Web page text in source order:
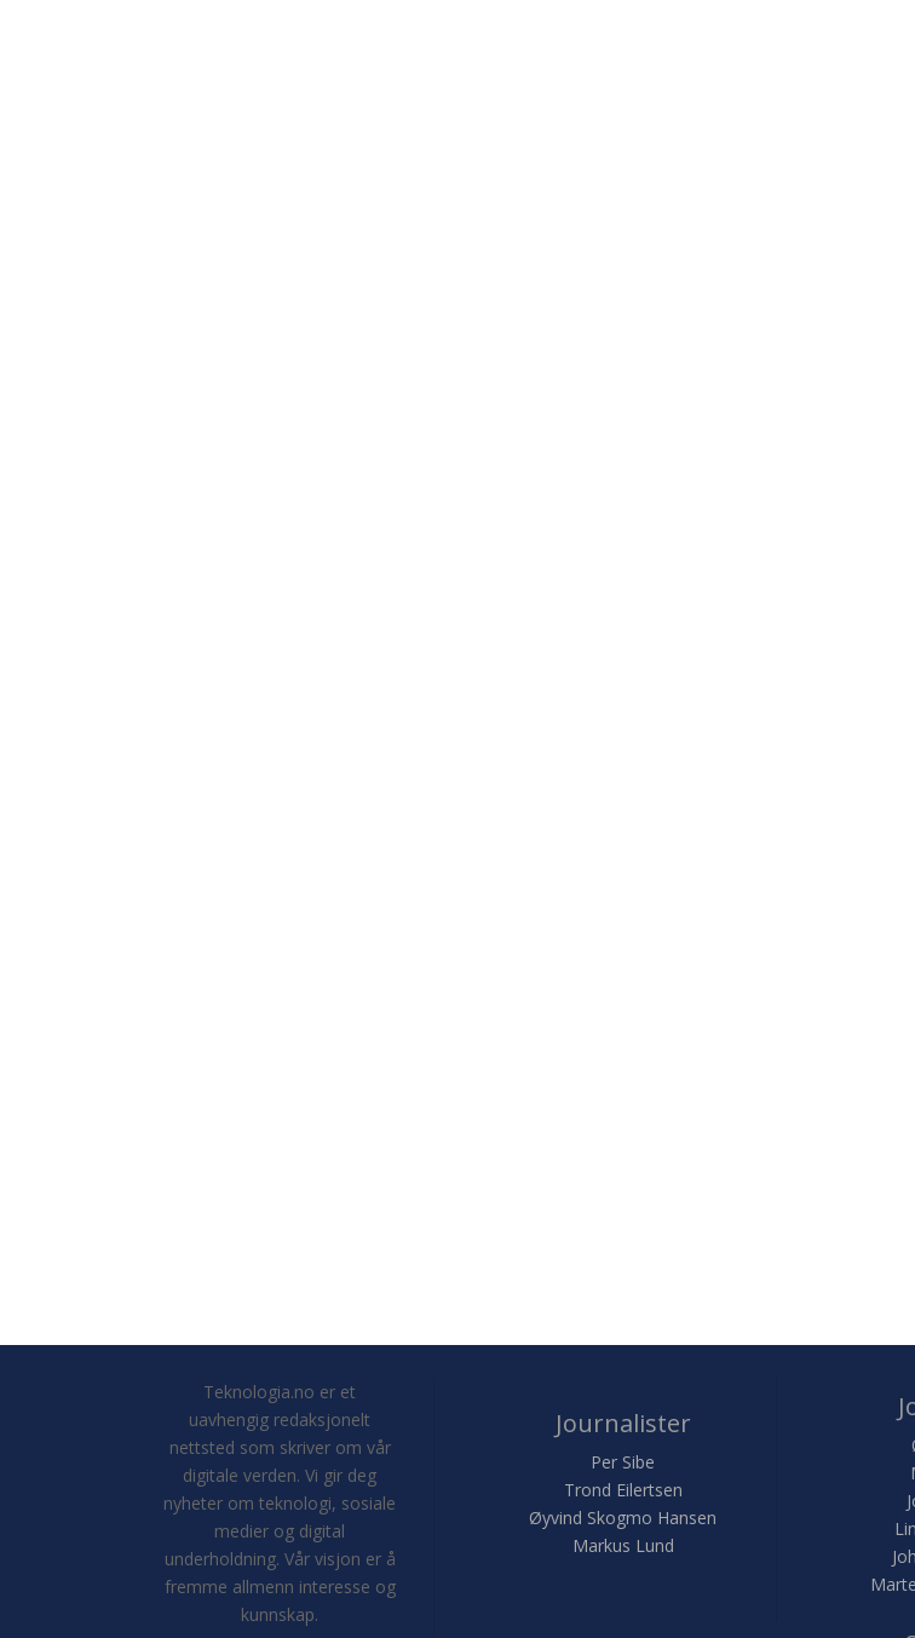
Teknologia.no er et
uavhengig redaksjonelt
nettsted som skriver om vår
digitale verden. Vi gir deg
nyheter om teknologi, sosiale
medier og digital
underholdning. Vår visjon er å
fremme allmenn interesse og
kunnskap.
Journalister
Per Sibe
Trond Eilertsen
Øyvind Skogmo Hansen
Markus Lund